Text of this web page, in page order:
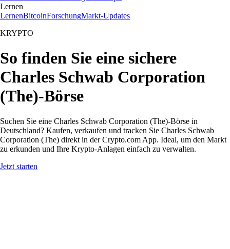
Lernen
LernenBitcoinForschungMarkt-Updates
KRYPTO
So finden Sie eine sichere
Charles Schwab Corporation
(The)-Börse
Suchen Sie eine Charles Schwab Corporation (The)-Börse in
Deutschland? Kaufen, verkaufen und tracken Sie Charles Schwab
Corporation (The) direkt in der Crypto.com App. Ideal, um den Markt
zu erkunden und Ihre Krypto-Anlagen einfach zu verwalten.
Jetzt starten